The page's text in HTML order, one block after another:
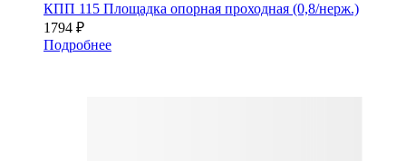
КПП 115 Площадка опорная проходная (0,8/нерж.)
1794 ₽
Подробнее